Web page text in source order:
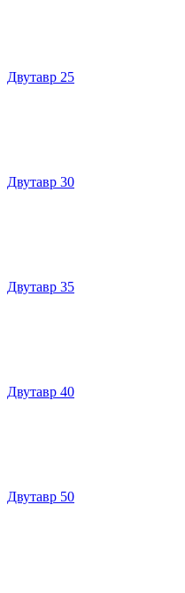
Двутавр 25
Двутавр 30
Двутавр 35
Двутавр 40
Двутавр 50